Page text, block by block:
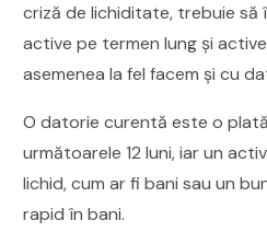
criză de lichiditate, trebuie să
active pe termen lung și
asemenea la fel facem și cu
O datorie curentă este o
următoarele 12 luni, iar un
lichid, cum ar fi bani sau un
rapid în bani.